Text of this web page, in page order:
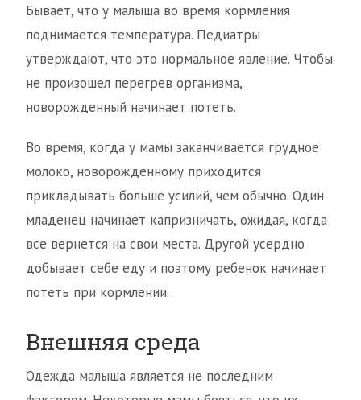
Бывает, что у малыша во время кормления
поднимается температура. Педиатры
утверждают, что это нормальное явление. Чтобы
не произошел перегрев организма,
новорожденный начинает потеть.
Во время, когда у мамы заканчивается грудное
молоко, новорожденному приходится
прикладывать больше усилий, чем обычно. Один
младенец начинает капризничать, ожидая, когда
все вернется на свои места. Другой усердно
добывает себе еду и поэтому ребенок начинает
потеть при кормлении.
Внешняя среда
Одежда малыша является не последним